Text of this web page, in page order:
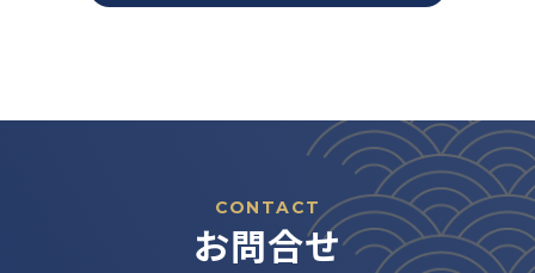
CONTACT
お問合せ